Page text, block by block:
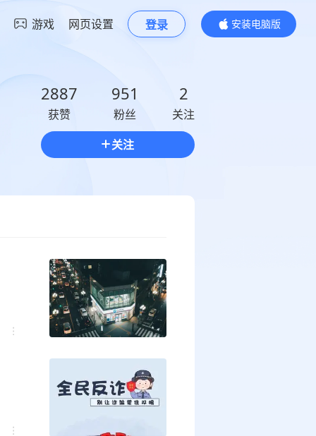
游戏 网页设置 登录
安装电脑版
内容更精彩
2887
获赞
951
粉丝
2
关注
关注